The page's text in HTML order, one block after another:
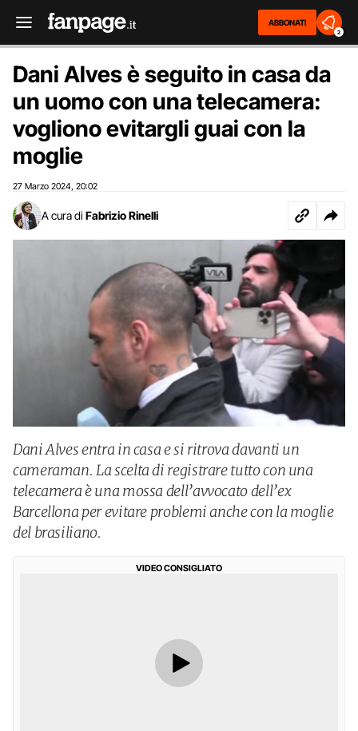
ABBONATI
2
Dani Alves è seguito in casa da
un uomo con una telecamera:
vogliono evitargli guai con la
moglie
27 Marzo 2024 20:02
A cura di Fabrizio Rinelli
Dani Alves entra in casa e si ritrova davanti un
cameraman. La scelta di registrare tutto con una
telecamera è una mossa dell’avvocato dell’ex
Barcellona per evitare problemi anche con la moglie
del brasiliano.
VIDEO CONSIGLIATO